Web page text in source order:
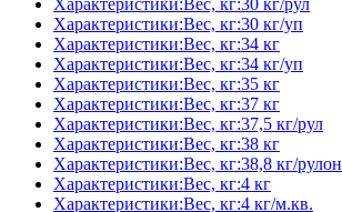
Характеристики:Вес, кг:30 кг/рул
Характеристики:Вес, кг:30 кг/уп
Характеристики:Вес, кг:34 кг
Характеристики:Вес, кг:34 кг/уп
Характеристики:Вес, кг:35 кг
Характеристики:Вес, кг:37 кг
Характеристики:Вес, кг:37,5 кг/рул
Характеристики:Вес, кг:38 кг
Характеристики:Вес, кг:38,8 кг/рулон
Характеристики:Вес, кг:4 кг
Характеристики:Вес, кг:4 кг/м.кв.